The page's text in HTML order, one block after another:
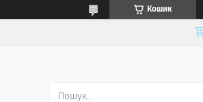
Кошик